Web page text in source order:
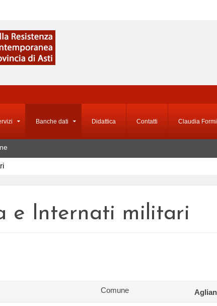
Banche dati Didattica Contatti Claudia
e Internati militari
Comune